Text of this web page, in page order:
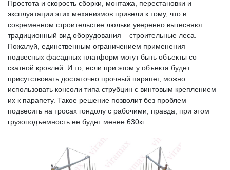
Простота и скорость сборки, монтажа, перестановки и
эксплуатации этих механизмов привели к тому, что в
современном строительстве люльки уверенно вытесняют
традиционный вид оборудования – строительные леса.
Пожалуй, единственным ограничением применения
подвесных фасадных платформ могут быть объекты со
скатной кровлей. И то, если при этом у объекта будет
присутствовать достаточно прочный парапет, можно
использовать консоли типа струбцин с винтовым креплением
их к парапету. Такое решение позволит без проблем
подвесить на тросах гондолу с рабочими, правда, при этом
грузоподъемность ее будет менее 630кг.